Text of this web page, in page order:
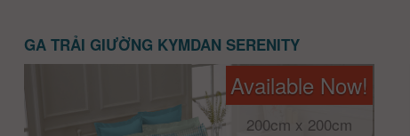
GA TRẢI GIƯỜNG KYMDAN SERENITY
Available Now!
200cm x 200cm